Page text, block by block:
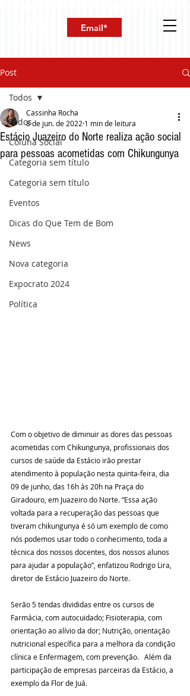
Post
Todos
Coluna Social
Categoria sem título
Categoria sem título
Eventos
Dicas do Que Tem de Bom
News
Nova categoria
Expocrato 2024
Política
Todos
Estácio Juazeiro do Norte realiza ação social
para pessoas acometidas com Chikungunya
Cassinha Rocha
8 de jun. de 2022 1 min de leitura
Com o objetivo de diminuir as dores das pessoas
acometidas com Chikungunya, profissionais dos
cursos de saúde da Estácio irão prestar
atendimento à população nesta quinta-feira, dia
09 de junho, das 16h às 20h na Praça do
Giradouro, em Juazeiro do Norte. “Essa ação
voltada para a recuperação das pessoas que
tiveram chikungunya é só um exemplo de como
nós podemos usar todo o conhecimento, toda a
técnica dos nossos docentes, dos nossos alunos
para ajudar a população”, enfatizou Rodrigo Lira,
diretor de Estácio Juazeiro do Norte.
Serão 5 tendas divididas entre os cursos de
Farmácia, com autocuidado; Fisioterapia, com
orientação ao alívio da dor; Nutrição, orientação
nutricional específica para a melhora da condição
clínica e Enfermagem, com prevenção.   Além da
participação de empresas parceiras da Estácio, a
exemplo da Flor de Juá.